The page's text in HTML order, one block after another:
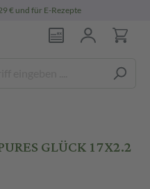
€ und für E-Rezepte
GLÜCK 17X2.2